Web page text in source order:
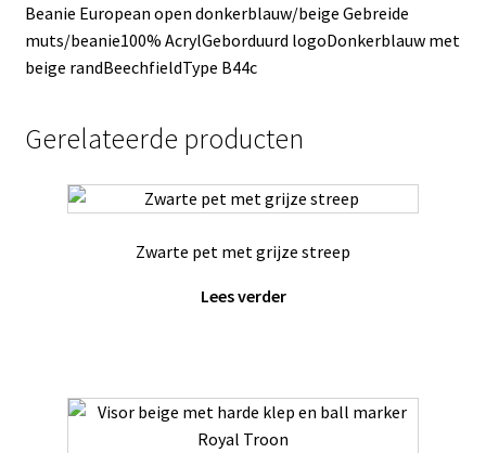
Beanie European open donkerblauw/beige Gebreide
muts/beanie100% AcrylGeborduurd logoDonkerblauw met
beige randBeechfieldType B44c
Gerelateerde producten
Zwarte pet met grijze streep
Lees verder